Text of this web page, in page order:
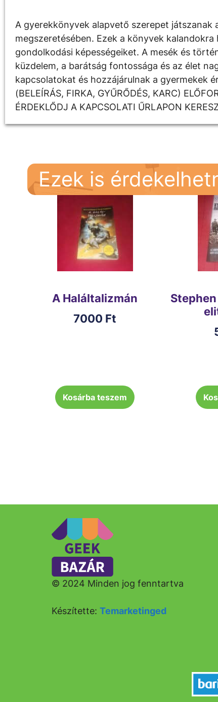
A gyerekkönyvek alapvető szerepet játszanak
megszeretésében. Ezek a könyvek
gondolkodási képességeiket. A mesék és
küzdelem, a barátság fontossága és az élet
kapcsolatokat és hozzájárulnak a gyermekek
(BELEÍRÁS, FIRKA, GYŰRŐDÉS, KARC)
ÉRDEKLŐDJ A KAPCSOLATI ŰRLAPON
Ezek is
A Haláltalizmán
7000 Ft
Kosárba teszem
© 2024 Minden jog fenntartva
Készítette: Temarketinged